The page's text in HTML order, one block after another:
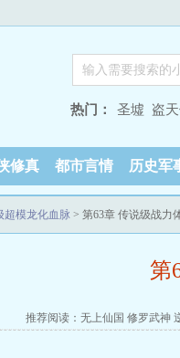
热门： 圣墟 盗
修真 都市言情 历史军
超模龙化血脉 > 第63章 传说级战力
第
推荐阅读： 无上仙国 修罗武神